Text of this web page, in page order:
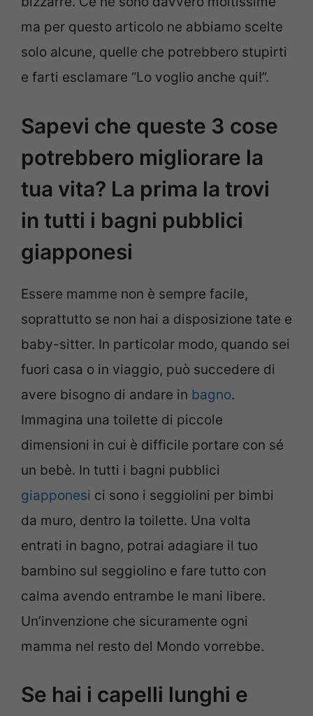
ma per questo articolo ne abbiamo scelte
solo alcune, quelle che potrebbero stupirti
e farti esclamare “Lo voglio anche qui!”.
Sapevi che queste 3 cose
potrebbero migliorare la
tua vita? La prima la trovi
in tutti i bagni pubblici
giapponesi
Essere mamme non è sempre facile,
soprattutto se non hai a disposizione tate e
baby-sitter. In particolar modo, quando sei
fuori casa o in viaggio, può succedere di
avere bisogno di andare in bagno.
Immagina una toilette di piccole
dimensioni in cui è difficile portare con sé
un bebè. In tutti i bagni pubblici
giapponesi ci sono i seggiolini per bimbi
da muro, dentro la toilette. Una volta
entrati in bagno, potrai adagiare il tuo
bambino sul seggiolino e fare tutto con
calma avendo entrambe le mani libere.
Un’invenzione che sicuramente ogni
mamma nel resto del Mondo vorrebbe.
Se hai i capelli lunghi e